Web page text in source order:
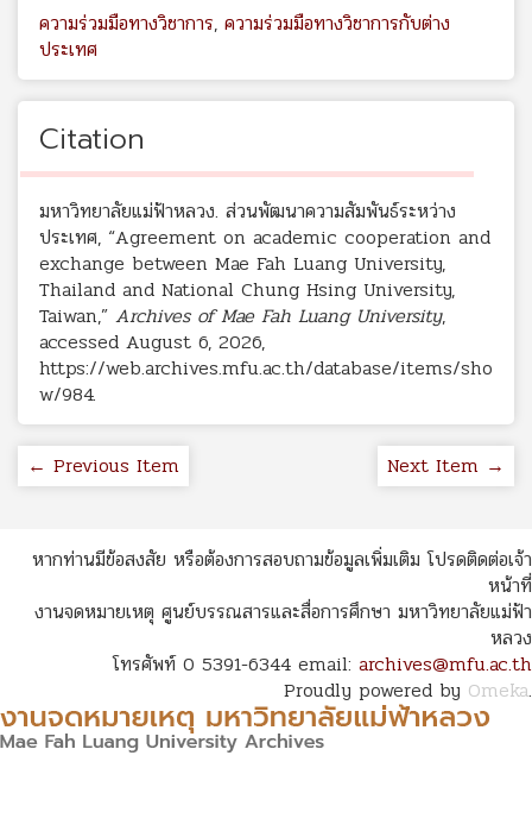
ความร่วมมือทางวิชาการ, ความร่วมมือทางวิชาการกับต่าง
ประเทศ
Citation
มหาวิทยาลัยแม่ฟ้าหลวง. ส่วนพัฒนาความสัมพันธ์ระหว่าง
ประเทศ, “Agreement on academic cooperation and
exchange between Mae Fah Luang University,
Thailand and National Chung Hsing University,
Taiwan,” Archives of Mae Fah Luang University,
accessed August 6, 2026,
https://web.archives.mfu.ac.th/database/items/sho
w/984.
← Previous Item Next Item →
หากท่านมีข้อสงสัย หรือต้องการสอบถามข้อมูลเพิ่มเติม โปรดติดต่อเจ้า
หน้าที่
งานจดหมายเหตุ ศูนย์บรรณสารและสื่อการศึกษา มหาวิทยาลัยแม่ฟ้า
หลวง
โทรศัพท์ 0 5391-6344 email: archives@mfu.ac.th
Proudly powered by Omeka.